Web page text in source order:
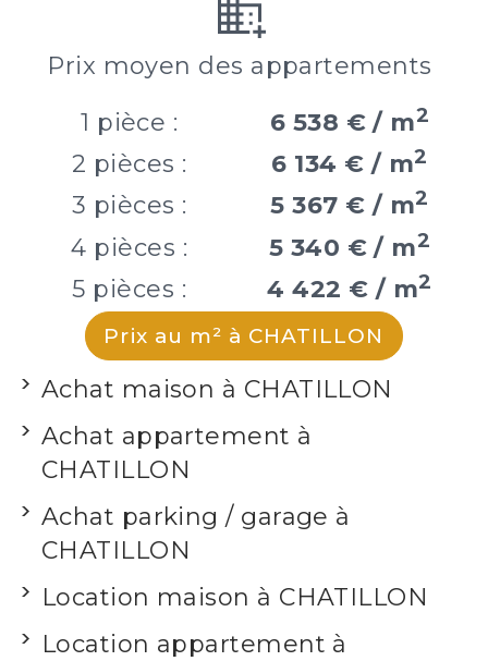
Prix moyen des appartements
1 pièce :
6 538 € / m2
2 pièces : 6 134 € / m2
3 pièces : 5 367 € / m2
4 pièces : 5 340 € / m2
5 pièces : 4 422 € / m2
Prix au m² à CHATILLON
Achat maison à CHATILLON
Achat appartement à
CHATILLON
Achat parking / garage à
CHATILLON
Location maison à CHATILLON
Location appartement à